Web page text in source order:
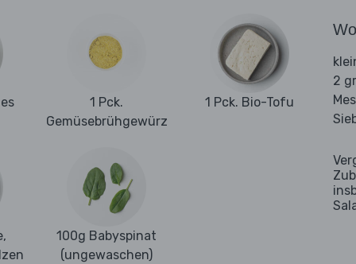
1 Pck.
Gemüsebrühgewürz
1 Pck. Bio-Tofu
100g Babyspinat
(ungewaschen)
2